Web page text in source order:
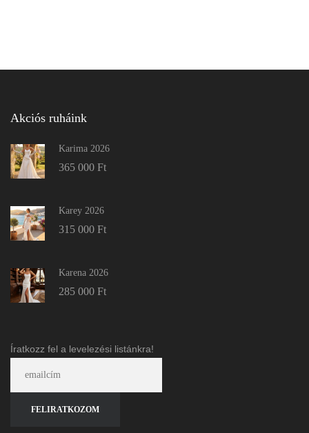
Akciós ruháink
Karima 2026
365 000 Ft
Karey 2026
315 000 Ft
Karena 2026
285 000 Ft
Íratkozz fel a levelezési listánkra!